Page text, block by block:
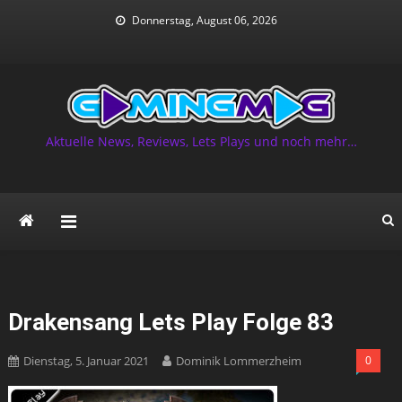
Donnerstag, August 06, 2026
Aktuelle News, Reviews, Lets Plays und noch mehr…
Drakensang Lets Play Folge 83
Dienstag, 5. Januar 2021 Dominik Lommerzheim 0